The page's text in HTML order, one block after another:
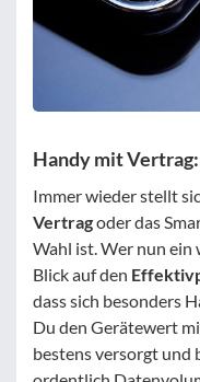
Handy mit
Immer wieder stellt
Vertragoder das
Wahl ist. Wer nun ein
Blick auf den
dass sich besonders
Du den Gerätewert
bestens versorgt und